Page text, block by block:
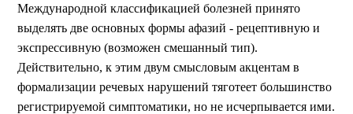
Международной классификацией болезней принято
выделять две основных формы афазий - рецептивную и
экспрессивную (возможен смешанный тип).
Действительно, к этим двум смысловым акцентам в
формализации речевых нарушений тяготеет большинство
регистрируемой симптоматики, но не исчерпывается ими.